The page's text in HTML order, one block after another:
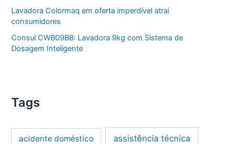
Lavadora Colormaq em oferta imperdível atrai
consumidores
Consul CWB09BB: Lavadora 9kg com Sistema de
Dosagem Inteligente
Tags
acidente doméstico assistência técnica